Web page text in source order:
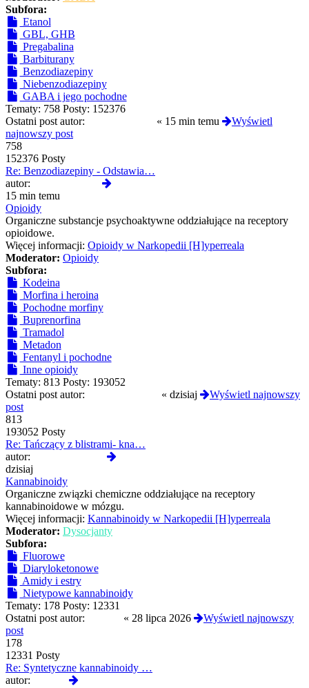
Subfora:
Etanol
GBL, GHB
Pregabalina
Barbiturany
Benzodiazepiny
Niebenzodiazepiny
GABA i jego pochodne
Tematy: 758 Posty: 152376
Ostatni post autor:
« 15 min temu
Wyświetl
najnowszy post
758
152376 Posty
Re: Benzodiazepiny - Odstawia…
autor:
15 min temu
Opioidy
Organiczne substancje psychoaktywne oddziałujące na receptory
opioidowe.
Więcej informacji: Opioidy w Narkopedii [H]yperreala
Moderator: Opioidy
Subfora:
Kodeina
Morfina i heroina
Pochodne morfiny
Buprenorfina
Tramadol
Metadon
Fentanyl i pochodne
Inne opioidy
Tematy: 813 Posty: 193052
Ostatni post autor:
« dzisiaj
Wyświetl najnowszy
post
813
193052 Posty
Re: Tańczący z blistrami- kna…
autor:
dzisiaj
Kannabinoidy
Organiczne związki chemiczne oddziałujące na receptory
kannabinoidowe w mózgu.
Więcej informacji: Kannabinoidy w Narkopedii [H]yperreala
Moderator: Dysocjanty
Subfora:
Fluorowe
Diaryloketonowe
Amidy i estry
Nietypowe kannabinoidy
Tematy: 178 Posty: 12331
Ostatni post autor:
« 28 lipca 2026
Wyświetl najnowszy
post
178
12331 Posty
Re: Syntetyczne kannabinoidy …
autor: